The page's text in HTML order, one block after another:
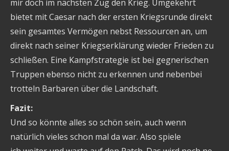
mir doch im nächsten Zug den Krieg. Umgekehrt
bietet mit Caesar nach der ersten Kriegsrunde direkt
sein gesamtes Vermögen nebst Ressourcen an, um
direkt nach seiner Kriegserklärung wieder Frieden zu
schließen. Eine Kampfstrategie ist bei gegnerischen
Truppen ebenso nicht zu erkennen und nebenbei
trotteln Barbaren über die Landschaft.
Fazit:
Und so könnte alles so schön sein, auch wenn
natürlich vieles schon mal da war. Also spiele